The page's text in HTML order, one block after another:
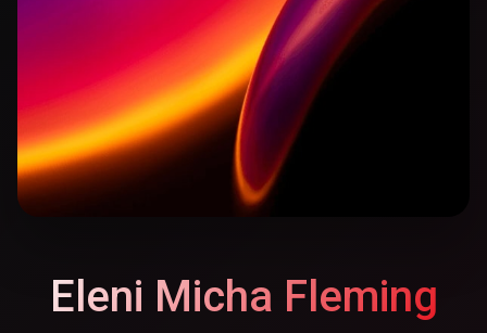
Eleni Micha Fleming